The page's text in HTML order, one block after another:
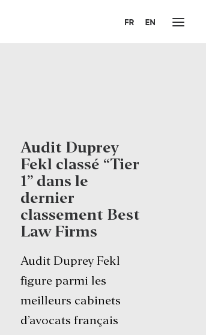
Audit Duprey
Fekl classé “Tier
1” dans le
dernier
classement Best
Law Firms
Audit Duprey Fekl
figure parmi les
meilleurs cabinets
d’avocats français